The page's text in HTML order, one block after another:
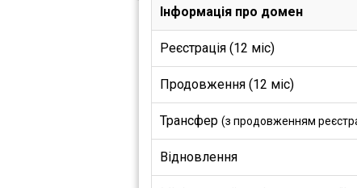
Інформація про домен
Реєстрація (12 міс)
Продовження (12 міс)
Трансфер (з продовженням
Відновлення